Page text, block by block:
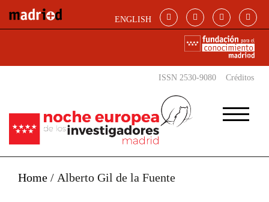
ENGLISH
ISSN 2530-9080 Créditos
Home / Alberto Gil de la Fuente